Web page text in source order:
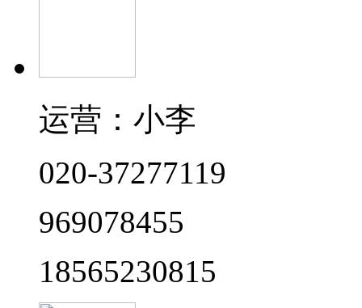
运营：小李
020-37277119
969078455
18565230815